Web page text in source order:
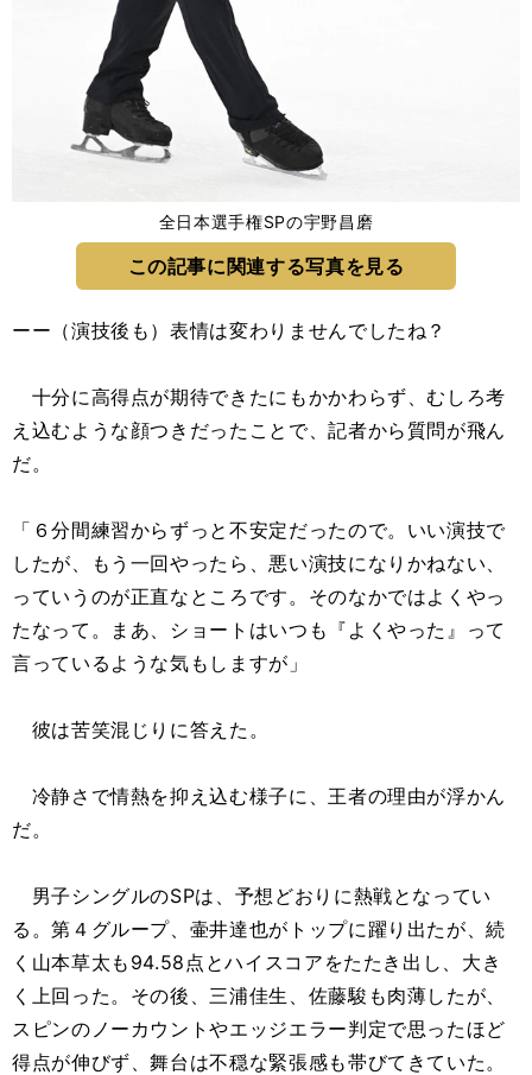
全日本選手権SPの宇野昌磨
この記事に関連する写真を見る
ーー（演技後も）表情は変わりませんでしたね？
十分に高得点が期待できたにもかかわらず、むしろ考
え込むような顔つきだったことで、記者から質問が飛ん
だ。
「６分間練習からずっと不安定だったので。いい演技で
したが、もう一回やったら、悪い演技になりかねない、
っていうのが正直なところです。そのなかではよくやっ
たなって。まあ、ショートはいつも『よくやった』って
言っているような気もしますが」
彼は苦笑混じりに答えた。
冷静さで情熱を抑え込む様子に、王者の理由が浮かん
だ。
男子シングルのSPは、予想どおりに熱戦となってい
る。第４グループ、壷井達也がトップに躍り出たが、続
く山本草太も94.58点とハイスコアをたたき出し、大き
く上回った。その後、三浦佳生、佐藤駿も肉薄したが、
スピンのノーカウントやエッジエラー判定で思ったほど
得点が伸びず、舞台は不穏な緊張感も帯びてきていた。